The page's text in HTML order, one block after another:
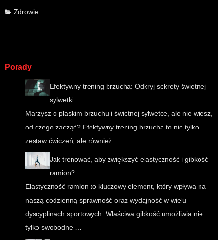
Zdrowie
Porady
Efektywny trening brzucha: Odkryj sekrety świetnej
sylwetki
Marzysz o płaskim brzuchu i świetnej sylwetce, ale nie wiesz,
od czego zacząć? Efektywny trening brzucha to nie tylko
zestaw ćwiczeń, ale również …
Jak trenować, aby zwiększyć elastyczność i gibkość
ramion?
Elastyczność ramion to kluczowy element, który wpływa na
naszą codzienną sprawność oraz wydajność w wielu
dyscyplinach sportowych. Właściwa gibkość umożliwia nie
tylko swobodne …